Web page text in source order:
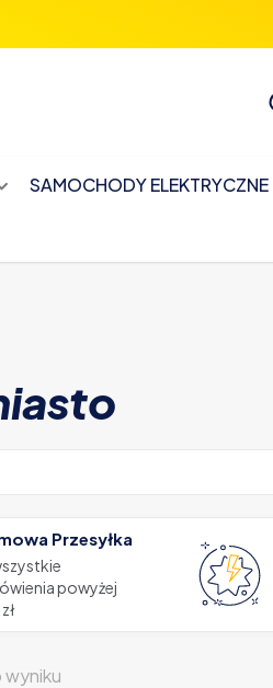
SAMOCHODY ELEKTRYCZNE
Przesyłka
powyżej